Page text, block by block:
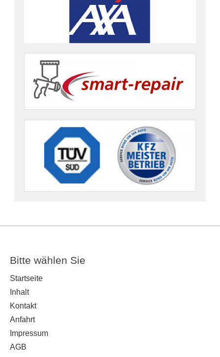
Bitte wählen Sie
Startseite
Inhalt
Kontakt
Anfahrt
Impressum
AGB